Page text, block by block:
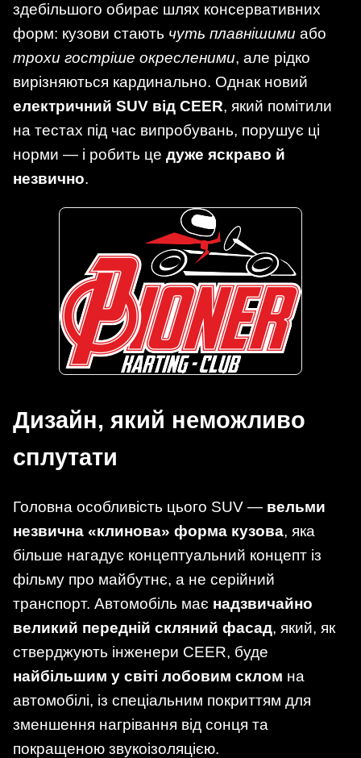
здебільшого обирає шлях консервативних
форм: кузови стають чуть плавнішими або
трохи гостріше окресленими, але рідко
вирізняються кардинально. Однак новий
електричний SUV від CEER, який помітили
на тестах під час випробувань, порушує ці
норми — і робить це дуже яскраво й
незвично.
Дизайн, який неможливо
сплутати
Головна особливість цього SUV — вельми
незвична «клинова» форма кузова, яка
більше нагадує концептуальний концепт із
фільму про майбутнє, а не серійний
транспорт. Автомобіль має надзвичайно
великий передній скляний фасад, який, як
стверджують інженери CEER, буде
найбільшим у світі лобовим склом на
автомобілі, із спеціальним покриттям для
зменшення нагрівання від сонця та
покращеною звукоізоляцією.